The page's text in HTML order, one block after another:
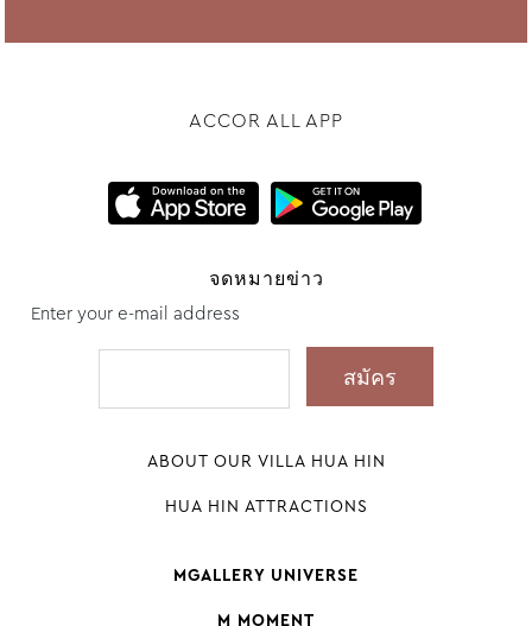
ACCOR ALL APP
จดหมายข่าว
Enter your e-mail address
ABOUT OUR VILLA HUA HIN
HUA HIN ATTRACTIONS
MGALLERY UNIVERSE
M MOMENT